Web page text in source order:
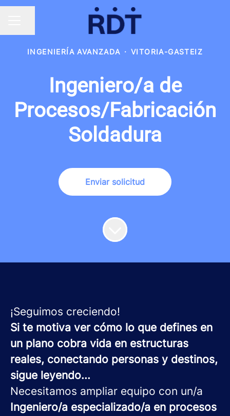
INGENIERÍA AVANZADA · VITORIA-GASTEIZ
Ingeniero/a de
Procesos/Fabricación
Soldadura
Enviar solicitud
¡Seguimos creciendo!
Si te motiva ver cómo lo que defines en
un plano cobra vida en estructuras
reales, conectando personas y destinos,
sigue leyendo...
Necesitamos ampliar equipo con un/a
Ingeniero/a especializado/a en procesos